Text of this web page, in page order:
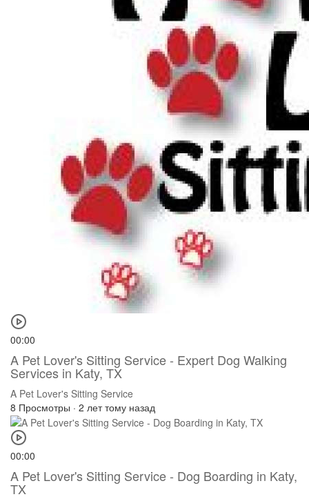
00:00
A Pet Lover's Sitting Service - Expert Dog Walking
Services in Katy, TX
A Pet Lover's Sitting Service
8 Просмотры · 2 лет тому назад
00:00
A Pet Lover's Sitting Service - Dog Boarding in Katy,
TX